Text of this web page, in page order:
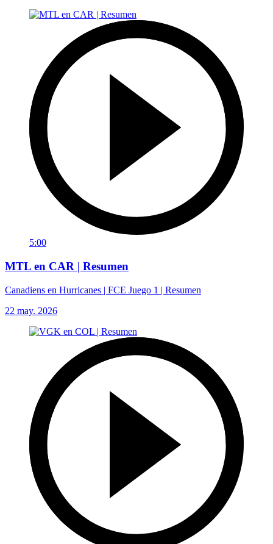
5:00
MTL en CAR | Resumen
Canadiens en Hurricanes | FCE Juego 1 | Resumen
22 may. 2026